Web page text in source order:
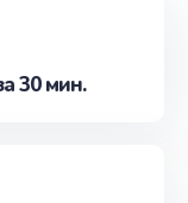
30 мин.